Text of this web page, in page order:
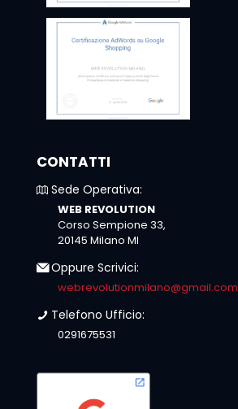
CONTATTI
Sede Operativa:
WEB REVOLUTION
Corso Sempione 33,
20145 Milano MI
Oppure Scrivici:
webrevolutionmilano@gmail.com
Telefono Ufficio:
0291675531